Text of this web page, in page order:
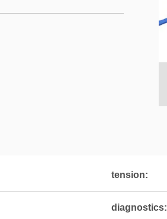
tension:
diagnostics: